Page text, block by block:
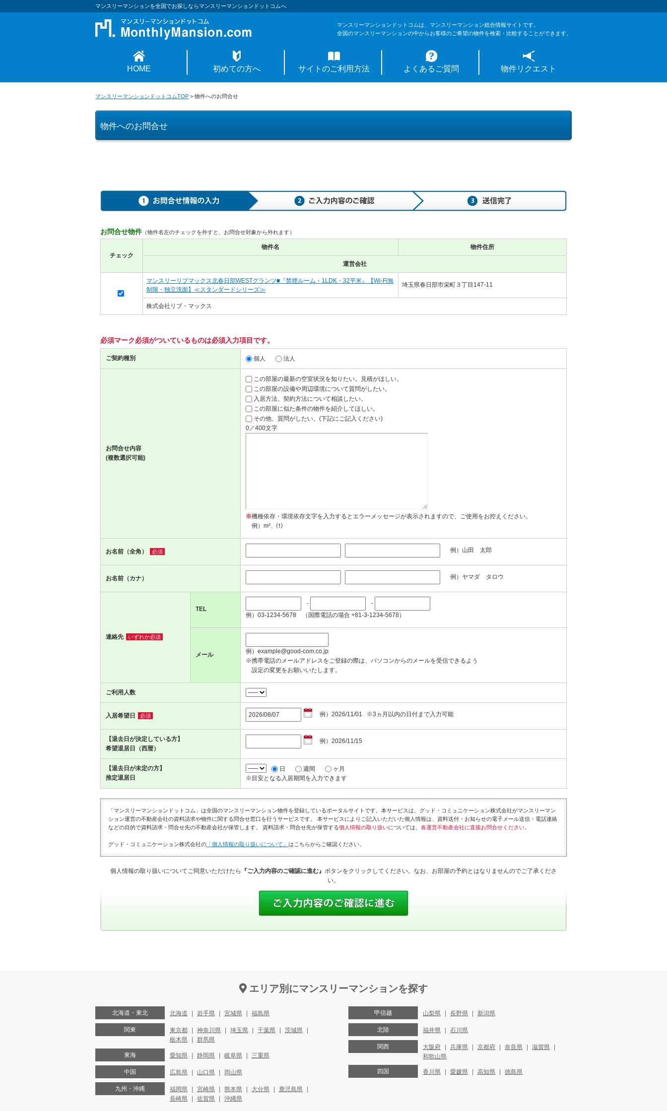
マンスリーマンションを全国でお探しならマンスリーマンションドットコムへ
マンスリーマンションドットコムは、マンスリーマンション総合情報サイトです。
全国のマンスリーマンションの中からお客様のご希望の物件を検索・比較することができます。
HOME 初めての方へ サイトのご利用方法 よくあるご質問 物件リクエスト
マンスリーマンションドットコムTOP > 物件へのお問合せ
物件へのお問合せ
お問合せ物件 （物件名左のチェックを外すと、お問合せ対象から外れます）
チェック
物件名 物件住所
運営会社
マンスリーリブマックス北春日部WESTグランツ■『禁煙ルーム・1LDK・32平米』【Wi-Fi無
制限・独立洗面】≪スタンダードシリーズ≫
埼玉県春日部市栄町３丁目147-11
株式会社リブ・マックス
必須マーク必須がついているものは必須入力項目です。
ご契約種別 個人 法人
お問合せ内容
(複数選択可能)
この部屋の最新の空室状況を知りたい。見積がほしい。
この部屋の設備や周辺環境について質問がしたい。
入居方法、契約方法について相談したい。
この部屋に似た条件の物件を紹介してほしい。
その他、質問がしたい。(下記にご記入ください)
0／400文字
※機種依存・環境依存文字を入力するとエラーメッセージが表示されますので、ご使用をお控えください。
例）m²、⑴
お名前（全角） 必須 例）山田 太郎
お名前（カナ） 例）ヤマダ タロウ
連絡先 いずれか必須
TEL
-
-
例）03-1234-5678 （国際電話の場合 +81-3-1234-5678）
メール
例）example@good-com.co.jp
※携帯電話のメールアドレスをご登録の際は、パソコンからのメールを受信できるよう
設定の変更をお願いいたします。
ご利用人数
入居希望日 必須 例）2026/11/01 ※3ヵ月以内の日付まで入力可能
【退去日が決定している方】
希望退居日（西暦）
例）2026/11/15
【退去日が未定の方】
推定退居日
日 週間
ヶ月
※目安となる入居期間を入力できます
「マンスリーマンションドットコム」は全国のマンスリーマンション物件を登録しているポータルサイトです。本サービスは、グッド・コミュニケーション株式会社がマンスリーマン
ション運営の不動産会社の資料請求や物件に関する問合せ窓口を行うサービスです。 本サービスによりご記入いただいた個人情報は、資料送付・お知らせの電子メール送信・電話連絡
などの目的で資料請求・問合せ先の不動産会社が保管します。 資料請求・問合せ先が保管する個人情報の取り扱いについては、 各運営不動産会社に直接お問合せください。
グッド・コミュニケーション株式会社の 「個人情報の取り扱いについて」 はこちらからご確認ください。
個人情報の取り扱いについてご同意いただけたら 『ご入力内容のご確認に進む』 ボタンをクリックしてください。なお、お部屋の予約とはなりませんのでご了承くださ
い。
エリア別にマンスリーマンションを探す
北海道・東北 北海道 岩手県 宮城県 福島県
関東 東京都 神奈川県 埼玉県 千葉県
茨城県
栃木県
群馬県
東海 愛知県 静岡県 岐阜県 三重県
中国 広島県 山口県 岡山県
九州・沖縄 福岡県 宮崎県 熊本県 大分県
鹿児島県
長崎県
佐賀県 沖縄県
甲信越 山梨県 長野県 新潟県
北陸 福井県 石川県
関西 大阪府 兵庫県 京都府 奈良県
滋賀県
和歌山県
四国 香川県 愛媛県 高知県 徳島県